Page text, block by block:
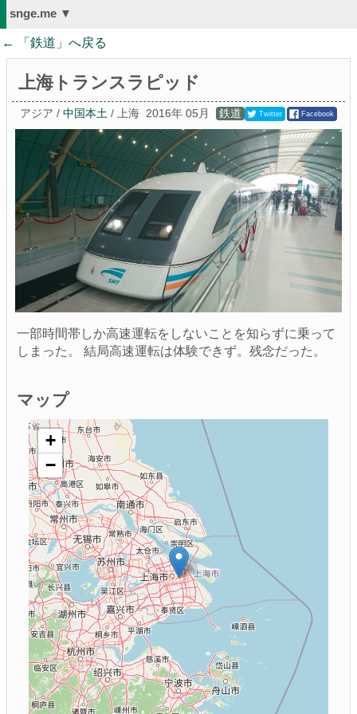
snge.me ▼
← 「 鉄道 」へ戻る
上海トランスラピッド
アジア / 中国本土 / 上海 2016年 05月 鉄道 Twitter Facebook
一部時間帯しか高速運転をしないことを知らずに乗って
しまった。 結局高速運転は体験できず。残念だった。
マップ
+
−